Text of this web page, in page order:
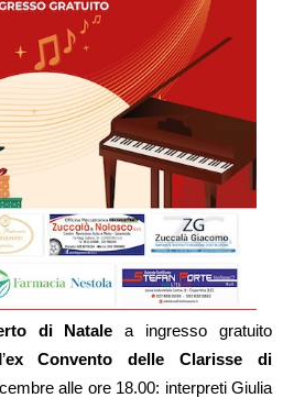
di Natale a ingresso gratuito
ex Convento delle Clarisse di
alle ore 18.00: interpreti Giulia